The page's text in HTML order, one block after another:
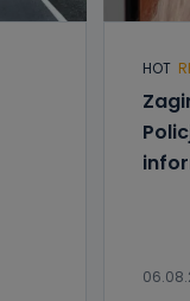
od
żądania
HOT